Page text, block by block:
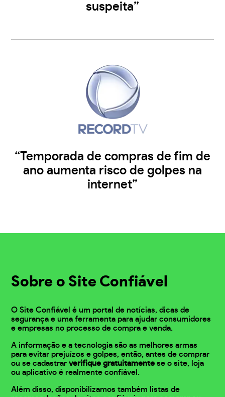
suspeita”
“Temporada de compras de fim de
ano aumenta risco de golpes na
internet”
Sobre o Site Confiável
O Site Confiável é um portal de notícias, dicas de
segurança e uma ferramenta para ajudar consumidores
e empresas no processo de compra e venda.
A informação e a tecnologia são as melhores armas
para evitar prejuízos e golpes, então, antes de comprar
ou se cadastrarverifique gratuitamente se o site, loja
ou aplicativo é realmente confiável.
Além disso, disponibilizamos também listas de